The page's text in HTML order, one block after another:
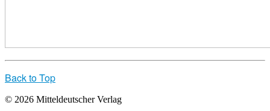
Back to Top
© 2026 Mitteldeutscher Verlag